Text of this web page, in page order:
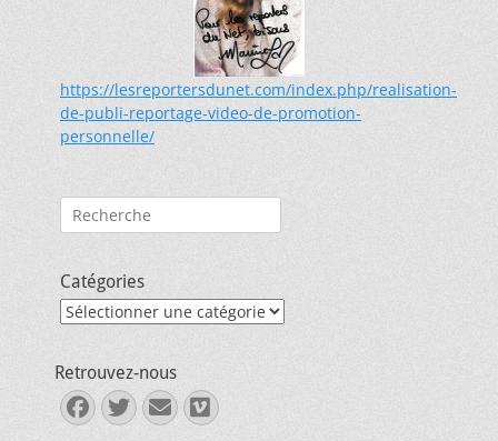
https://lesreportersdunet.com/index.php/realisation-
de-publi-reportage-video-de-promotion-
personnelle/
Rechercher :
Catégories
Catégories
Retrouvez-nous
Facebook
Twitter
E-
mail
Vimeo